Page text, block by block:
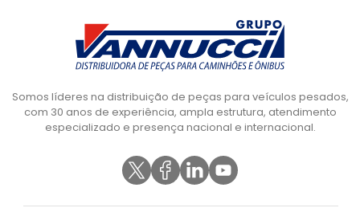
Somos líderes na distribuição de peças para veículos pesados,
com 30 anos de experiência, ampla estrutura, atendimento
especializado e presença nacional e internacional.